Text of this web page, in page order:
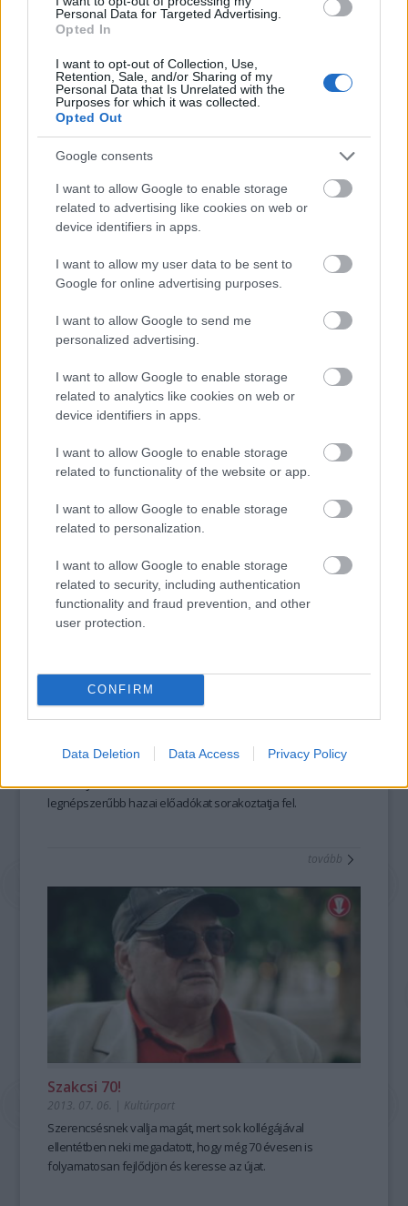
Personal Data for Targeted Advertising.
Opted In
I want to opt-out of Collection, Use,
Retention, Sale, and/or Sharing of my
Personal Data that Is Unrelated with the
Purposes for which it was collected.
Opted Out
Google consents
I want to allow Google to enable storage
related to advertising like cookies on web or
device identifiers in apps.
I want to allow my user data to be sent to
Google for online advertising purposes.
I want to allow Google to send me
personalized advertising.
I want to allow Google to enable storage
related to analytics like cookies on web or
device identifiers in apps.
I want to allow Google to enable storage
related to functionality of the website or app.
I want to allow Google to enable storage
related to personalization.
I want to allow Google to enable storage
related to security, including authentication
functionality and fraud prevention, and other
user protection.
CONFIRM
Data Deletion Data Access Privacy Policy
barátai jótékonysági koncertet adnakjanuár 16-án a
budapesti Zeneakadémián
megsegítésére.
tovább
Zenével az éghajlatváltozásért
2014. 10. 23.|Kultúrpart
tavasszalhárom amerikai sztárelőadóval közösen rögzített
koncertje. A jazzanyag számait a Föld jövője iránti aggodalom
ihlette.
tovább
Szilveszterezz a jazz mestereivel!
2013. 12. 24.|Kultúrpart
Két karakterében különböző, ám egyaránt izgalmas
programra invitál a megújult
Budapest Jazz Club
December
31-énaJazz Szilveszterösszeállítása idén is a
legnépszerűbb hazai előadókat sorakoztatja fel.
tovább
Szakcsi 70!
2013. 07. 06. | Kultúrpart
Szerencsésnek vallja magát, mert sok kollégájával
ellentétben neki megadatott, hogy még 70 évesen is
folyamatosan fejlődjön és keresse az újat.